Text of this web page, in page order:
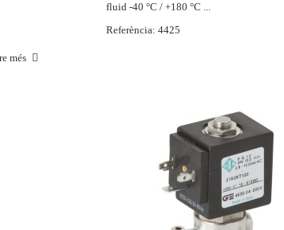
més
fluid -40 °C / +180 °C ...
Referència: 4425